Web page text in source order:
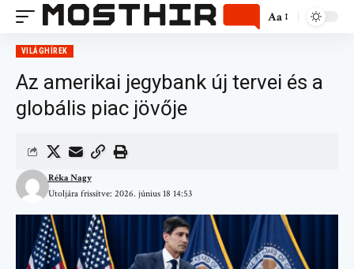
Aa
VILÁGHÍREK
Az amerikai jegybank új tervei és a
globális piac jövője
Utoljára frissítve: 2026. június 18 14:53
Réka Nagy